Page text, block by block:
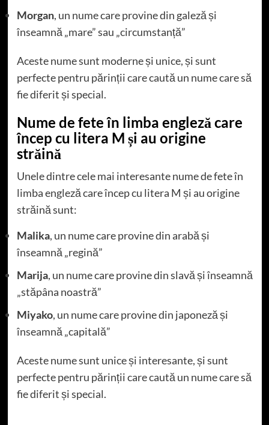
Morgan, un nume care provine din galeză și
înseamnă „mare” sau „circumstanță”
Aceste nume sunt moderne și unice, și sunt
perfecte pentru părinții care caută un nume care să
fie diferit și special.
Nume de fete în limba engleză care
încep cu litera M și au origine
străină
Unele dintre cele mai interesante nume de fete în
limba engleză care încep cu litera M și au origine
străină sunt:
Malika, un nume care provine din arabă și
înseamnă „regină”
Marija, un nume care provine din slavă și înseamnă
„stăpâna noastră”
Miyako, un nume care provine din japoneză și
înseamnă „capitală”
Aceste nume sunt unice și interesante, și sunt
perfecte pentru părinții care caută un nume care să
fie diferit și special.